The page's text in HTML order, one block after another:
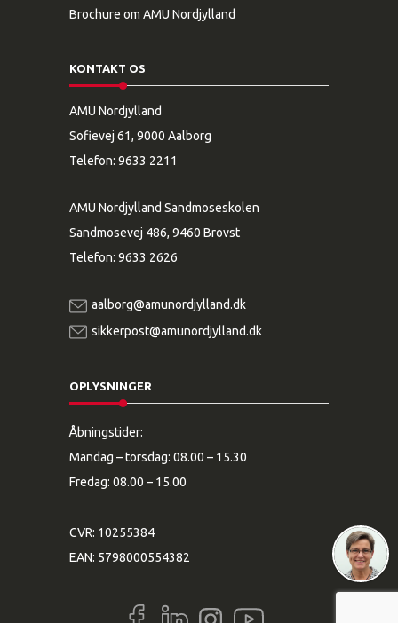
Brochure om AMU Nordjylland
KONTAKT OS
AMU Nordjylland
Sofievej 61, 9000 Aalborg
Telefon: 9633 2211
AMU Nordjylland Sandmoseskolen
Sandmosevej 486, 9460 Brovst
Telefon: 9633 2626
aalborg@amunordjylland.dk
sikkerpost@amunordjylland.dk
OPLYSNINGER
Åbningstider:
Mandag – torsdag: 08.00 – 15.30
Fredag: 08.00 – 15.00
CVR: 10255384
EAN: 5798000554382